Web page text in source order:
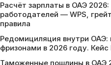
Расчёт зарплаты в ОАЭ
работодателей — WPS,
правила
Редомициляция внутри
фризонами в 2026 году. Кейс
Таможенные пошлины в ОАЭ